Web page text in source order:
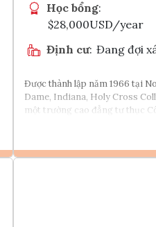
Học bổng:
$28,000USD/year
Định cư: Đang đợi
Được thành lập năm 1966 tại
Dame, Indiana, Holy Cross
một trường cao đẳng tư thục